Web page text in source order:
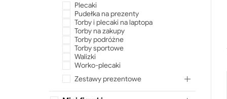
Plecaki
Pudełka na prezenty
Torby i plecaki na laptopa
Torby na zakupy
Torby podróżne
Torby sportowe
Walizki
Worko-plecaki
Zestawy prezentowe